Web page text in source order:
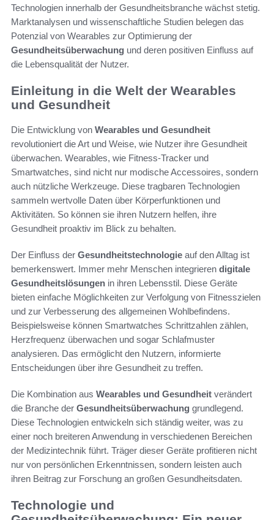
Technologien innerhalb der Gesundheitsbranche wächst stetig.
Marktanalysen und wissenschaftliche Studien belegen das
Potenzial von Wearables zur Optimierung der
Gesundheitsüberwachung und deren positiven Einfluss auf
die Lebensqualität der Nutzer.
Einleitung in die Welt der Wearables
und Gesundheit
Die Entwicklung von Wearables und Gesundheit
revolutioniert die Art und Weise, wie Nutzer ihre Gesundheit
überwachen. Wearables, wie Fitness-Tracker und
Smartwatches, sind nicht nur modische Accessoires, sondern
auch nützliche Werkzeuge. Diese tragbaren Technologien
sammeln wertvolle Daten über Körperfunktionen und
Aktivitäten. So können sie ihren Nutzern helfen, ihre
Gesundheit proaktiv im Blick zu behalten.
Der Einfluss der Gesundheitstechnologie auf den Alltag ist
bemerkenswert. Immer mehr Menschen integrieren digitale
Gesundheitslösungen in ihren Lebensstil. Diese Geräte
bieten einfache Möglichkeiten zur Verfolgung von Fitnesszielen
und zur Verbesserung des allgemeinen Wohlbefindens.
Beispielsweise können Smartwatches Schrittzahlen zählen,
Herzfrequenz überwachen und sogar Schlafmuster
analysieren. Das ermöglicht den Nutzern, informierte
Entscheidungen über ihre Gesundheit zu treffen.
Die Kombination aus Wearables und Gesundheit verändert
die Branche der Gesundheitsüberwachung grundlegend.
Diese Technologien entwickeln sich ständig weiter, was zu
einer noch breiteren Anwendung in verschiedenen Bereichen
der Medizintechnik führt. Träger dieser Geräte profitieren nicht
nur von persönlichen Erkenntnissen, sondern leisten auch
ihren Beitrag zur Forschung an großen Gesundheitsdaten.
Technologie und